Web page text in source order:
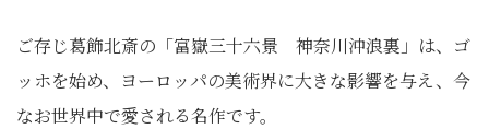
ご存じ葛飾北斎の「富嶽三十六景 神奈川沖浪裏」は、ゴ
ッホを始め、ヨーロッパの美術界に大きな影響を与え、今
なお世界中で愛される名作です。